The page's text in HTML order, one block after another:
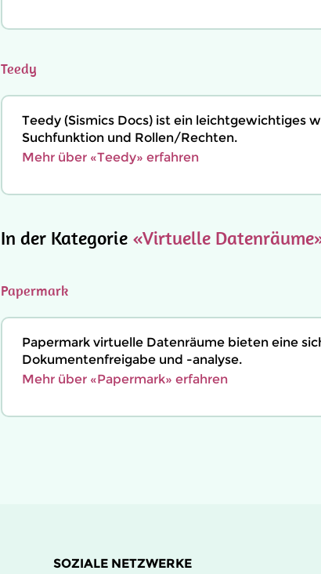
Teedy
Teedy (Sismics Docs) ist ein leichtgewichtiges
Suchfunktion und Rollen/Rechten.
Mehr über «Teedy» erfahren
In der Kategorie «Virtuelle
Papermark
Papermark virtuelle Datenräume bieten eine
Dokumentenfreigabe und -analyse.
Mehr über «Papermark» erfahren
SOZIALE NETZWERKE